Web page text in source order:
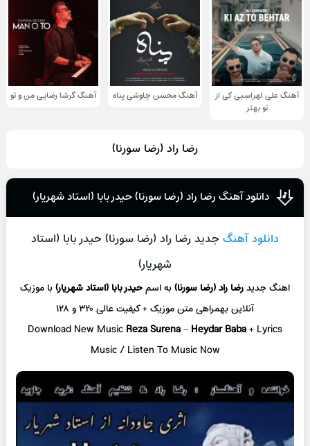
آهنگ علی لهراسبی کی از
تو ‌بهتر
آهنگ محسن چاوشی پناه آهنگ گرشا رضایی من و تو
رضا راد (رضا سورنا)
دانلود آهنگ رضا راد (رضا سورنا) حیدر بابا (استاد شهریار)
دانلود آهنگ جدید رضا راد (رضا سورنا) حیدر بابا (استاد
شهریار)
اهنگ جدیدرضا راد (رضا سورنا)به اسمحیدر بابا (استاد شهریار)با موزیک
آنلاینبهمراهی متن موزیک + کیفیت عالی ۳۲۰ و ۱۲۸
Download New Music Reza Surena– Heydar Baba+ Lyrics
Music / Listen To Music Now